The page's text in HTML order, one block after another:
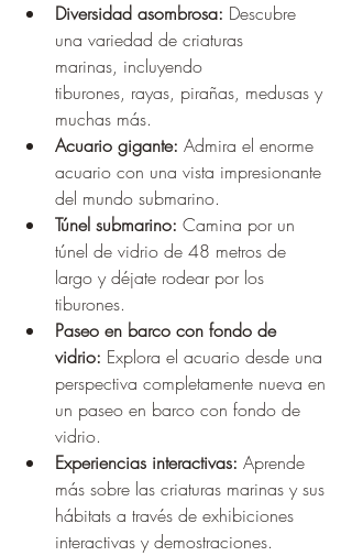
Diversidad asombrosa: Descubre
una variedad de criaturas
marinas, incluyendo
tiburones, rayas, pirañas, medusas y
muchas más.
Acuario gigante: Admira el enorme
acuario con una vista impresionante
del mundo submarino.
Túnel submarino: Camina por un
túnel de vidrio de 48 metros de
largo y déjate rodear por los
tiburones.
Paseo en barco con fondo de
vidrio: Explora el acuario desde una
perspectiva completamente nueva en
un paseo en barco con fondo de
vidrio.
Experiencias interactivas: Aprende
más sobre las criaturas marinas y sus
hábitats a través de exhibiciones
interactivas y demostraciones.